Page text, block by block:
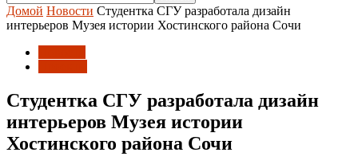
Домой Новости Студентка СГУ разработала дизайн
интерьеров Музея истории Хостинского района Сочи
Студентка СГУ разработала дизайн
интерьеров Музея истории
Хостинского района Сочи